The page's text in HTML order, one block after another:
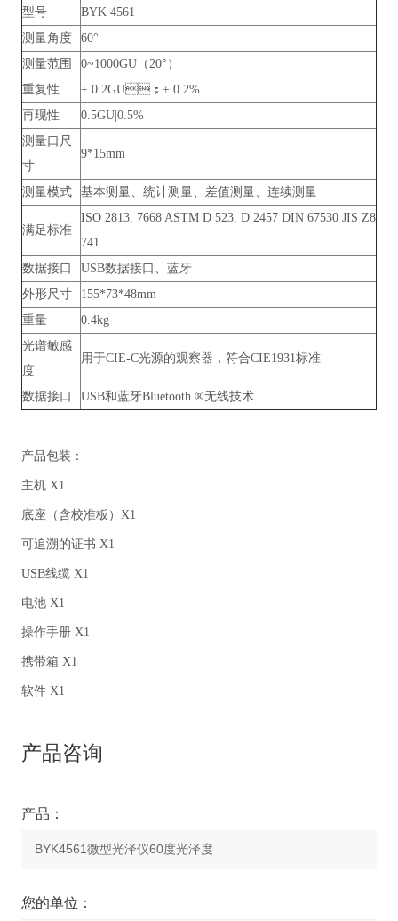
型号
BYK 4561
测量角度
60°
测量范围
0~1000GU（20°）
重复性
± 0.2GU；± 0.2%
再现性
0.5GU|0.5%
测量口尺
寸
9*15mm
测量模式 基本测量、统计测量、差值测量、连续测量
满足标准
ISO 2813, 7668 ASTM D 523, D 2457 DIN 67530 JIS Z8
741
数据接口
USB数据接口、蓝牙
外形尺寸
155*73*48mm
重量
0.4kg
光谱敏感
度
用于CIE-C光源的观察器，符合CIE1931标准
数据接口 USB和蓝牙Bluetooth ®无线技术
产品包装：
主机 X1
底座（含校准板）X1
可追溯的证书 X1
USB线缆 X1
电池 X1
操作手册 X1
携带箱 X1
软件 X1
产品咨询
产品：
您的单位：